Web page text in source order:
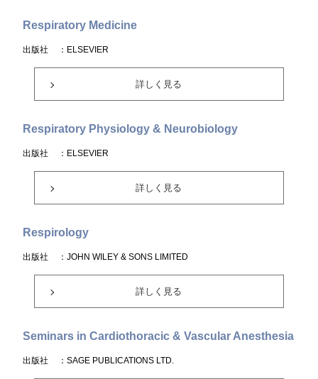
Respiratory Medicine
出版社 ：ELSEVIER
詳しく見る
Respiratory Physiology & Neurobiology
出版社 ：ELSEVIER
詳しく見る
Respirology
出版社 ：JOHN WILEY & SONS LIMITED
詳しく見る
Seminars in Cardiothoracic & Vascular Anesthesia
出版社 ：SAGE PUBLICATIONS LTD.